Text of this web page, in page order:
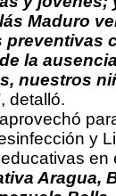
Maduro
la
nuestros
, detalló.
aprovechó
y
en
Aragua,